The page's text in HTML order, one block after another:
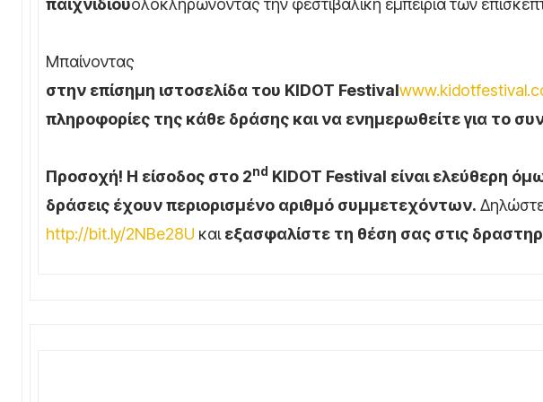
παιχνιδιούολοκληρώνοντας την φεστιβαλική εμπειρία των
Μπαίνοντας
στην επίσημη ιστοσελίδα του KIDOT Festival
πληροφορίες της κάθε δράσης και να ενημερωθείτε για το
Προσοχή! Η είσοδος στο 2nd KIDOT Festival είναι ελεύθερη
δράσεις έχουν περιορισμένο αριθμό συμμετεχόντων.
http://bit.ly/2NBe28U καιεξασφαλίστε τη θέση σας στις